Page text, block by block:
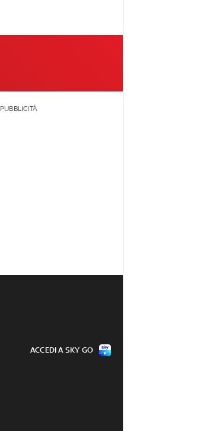
PUBBLICITÀ
ACCEDI A SKY GO